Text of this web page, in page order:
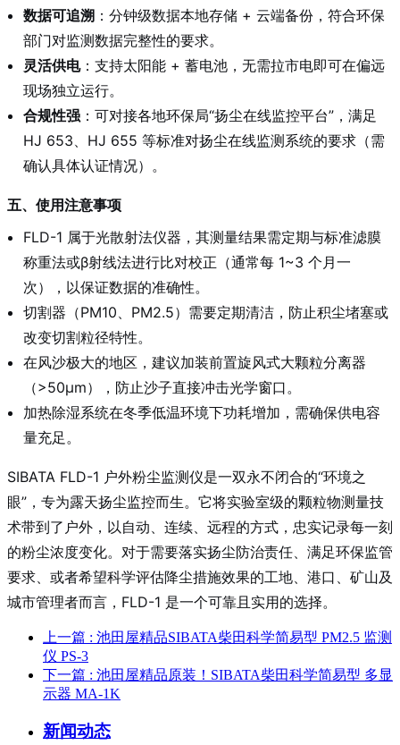
数据可追溯 ：分钟级数据本地存储 + 云端备份，符合环保
部门对监测数据完整性的要求。
灵活供电：支持太阳能 + 蓄电池，无需拉市电即可在偏远
现场独立运行。
合规性强 ：可对接各地环保局“扬尘在线监控平台”，满足
HJ 653、HJ 655 等标准对扬尘在线监测系统的要求（需
确认具体认证情况）。
五、使用注意事项
FLD-1 属于光散射法仪器，其测量结果需定期与标准滤膜
称重法或β射线法进行比对校正（通常每 1~3 个月一
次），以保证数据的准确性。
切割器（PM10、PM2.5）需要定期清洁，防止积尘堵塞或
改变切割粒径特性。
在风沙极大的地区，建议加装前置旋风式大颗粒分离器
（>50μm），防止沙子直接冲击光学窗口。
加热除湿系统在冬季低温环境下功耗增加，需确保供电容
量充足。
SIBATA FLD-1 户外粉尘监测仪是一双永不闭合的“环境之
眼”，专为露天扬尘监控而生。它将实验室级的颗粒物测量技
术带到了户外，以自动、连续、远程的方式，忠实记录每一刻
的粉尘浓度变化。对于需要落实扬尘防治责任、满足环保监管
要求、或者希望科学评估降尘措施效果的工地、港口、矿山及
城市管理者而言，FLD-1 是一个可靠且实用的选择。
上一篇 : 池田屋精品SIBATA柴田科学简易型 PM2.5 监测
仪 PS-3
下一篇 : 池田屋精品原装！SIBATA柴田科学简易型 多显
示器 MA-1K
新闻动态